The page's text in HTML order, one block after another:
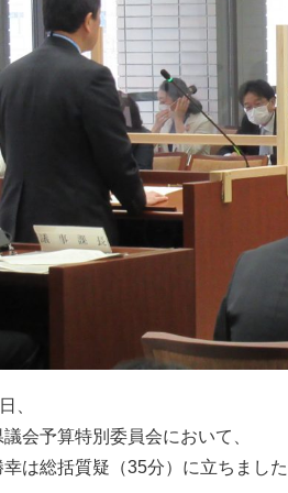
、
会予算特別委員会において、
幸は総括質疑（35分）に立ちまし